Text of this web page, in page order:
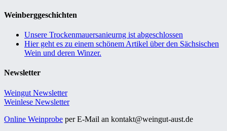
Weinberggeschichten
Unsere Trockenmauersanieurng ist abgeschlossen
Hier geht es zu einem schönem Artikel über den Sächsischen
Wein und deren Winzer.
Newsletter
Weingut Newsletter
Weinlese Newsletter
Online Weinprobe per E-Mail an kontakt@weingut-aust.de